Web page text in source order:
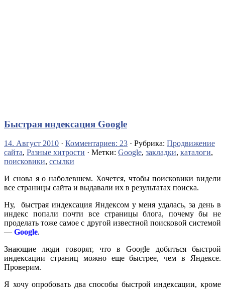
Быстрая индексация Google
14. Август 2010 · Комментариев: 23 · Рубрика: Продвижение
сайта, Разные хитрости · Метки: Google, закладки, каталоги,
поисковики, ссылки
И снова я о наболевшем. Хочется, чтобы поисковики видели
все страницы сайта и выдавали их в результатах поиска.
Ну, быстрая индексация Яндексом у меня удалась, за день в
индекс попали почти все страницы блога, почему бы не
проделать тоже самое с другой известной поисковой системой
— Google.
Знающие люди говорят, что в Google добиться быстрой
индексации страниц можно еще быстрее, чем в Яндексе.
Проверим.
Я хочу опробовать два способы быстрой индексации, кроме